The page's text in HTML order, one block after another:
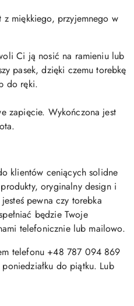
z miękkiego, przyjemnego w
Ci ją nosić na ramieniu lub
pasek, dzięki czemu torebkę
do ręki.
zapięcie. Wykończona jest
klientów ceniących solidne
oryginalny design i
pewna czy torebka
będzie Twoje
telefonicznie lub mailowo.
telefonu +48 787 094 869
do piątku. Lub